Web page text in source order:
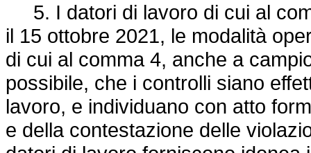
5. I datori di lavoro di cui al
il 15 ottobre 2021, le modalità
di cui al comma 4, anche a
possibile, che i controlli siano
lavoro, e individuano con atto
e della contestazione delle